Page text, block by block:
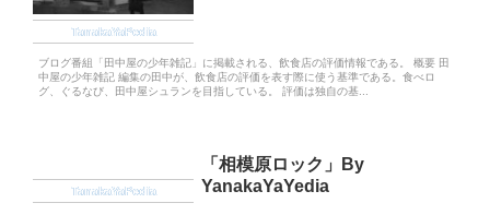
TanakaYaPedia
ブログ番組「田中屋の少年雑記」に掲載される、飲食店の評価情報である。 概要 田
中屋の少年雑記 編集の田中が、飲食店の評価を表す際に使う基準である。食べロ
グ、ぐるなび、田中屋シュランを目指している。 評価は独自の基...
TanakaYaPedia
「相模原ロック」By
YanakaYaYedia